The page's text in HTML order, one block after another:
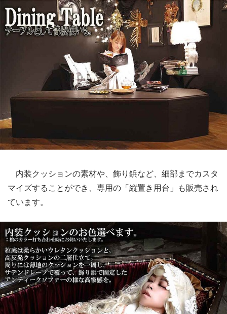
内装クッションの素材や、飾り鋲など、細部までカスタ
マイズすることができ、専用の「縦置き用台」も販売され
ています。